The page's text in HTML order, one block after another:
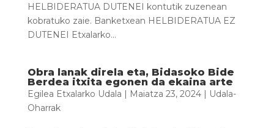
HELBIDERATUA DUTENEI kontutik zuzenean
kobratuko zaie. Banketxean HELBIDERATUA EZ
DUTENEI Etxalarko...
Obra lanak direla eta, Bidasoko Bide
Berdea itxita egonen da ekaina arte
Egilea Etxalarko Udala | Maiatza 23, 2024| Udala-
Oharrak